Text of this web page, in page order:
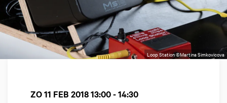
Loop Station ©Martina Simkovicova
ZO 11 FEB 201813:00 - 14:30